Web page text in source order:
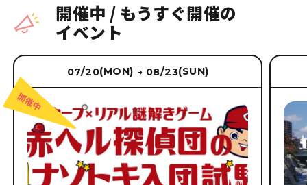
開催中 / もうすぐ開催の
イベント
07/20(MON) → 08/23(SUN)